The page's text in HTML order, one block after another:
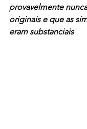
provavelmente
originais e que as
eram substanciais